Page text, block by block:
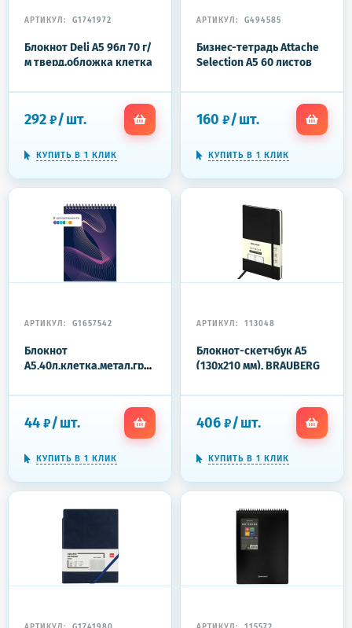
АРТИКУЛ: G1741972
Блокнот Deli А5 96л 70 г/
м тверд.обложка клетка
EN112G
292 ₽/шт.
КУПИТЬ В 1 КЛИК
АРТИКУЛ: G494585
Бизнес-тетрадь Attache
Selection А5 60 листов
спирали (150х215 мм)
160 ₽/шт.
КУПИТЬ В 1 КЛИК
АРТИКУЛ: G1657542
Блокнот
А5,40л,клетка,метал.гребень,цв.обложка,Forma,в
44 ₽/шт.
КУПИТЬ В 1 КЛИК
АРТИКУЛ: 113048
Блокнот-скетчбук А5
(130х210 мм), BRAUBERG
96 л., без линовки,
406 ₽/шт.
КУПИТЬ В 1 КЛИК